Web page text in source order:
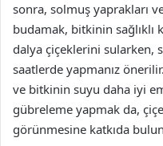
sonra, solmuş yaprakları
budamak, bitkinin sağlıklı
dalya çiçeklerini sularken,
saatlerde yapmanız
ve bitkinin suyu daha iyi
gübreleme yapmak da,
görünmesine katkıda